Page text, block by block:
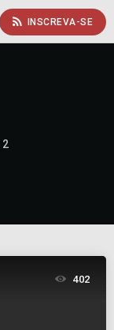
rss_feed INSCREVA-SE
2
402